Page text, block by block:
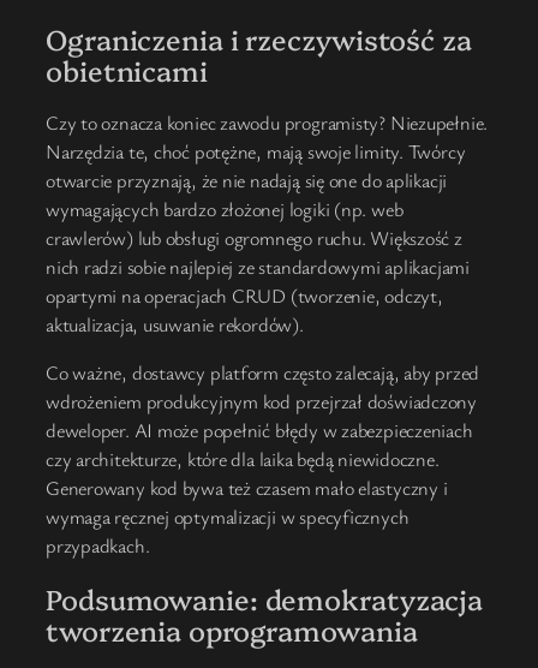
Ograniczenia i rzeczywistość za
obietnicami
Czy to oznacza koniec zawodu programisty? Niezupełnie.
Narzędzia te, choć potężne, mają swoje limity. Twórcy
otwarcie przyznają, że nie nadają się one do aplikacji
wymagających bardzo złożonej logiki (np. web
crawlerów) lub obsługi ogromnego ruchu. Większość z
nich radzi sobie najlepiej ze standardowymi aplikacjami
opartymi na operacjach CRUD (tworzenie, odczyt,
aktualizacja, usuwanie rekordów).
Co ważne, dostawcy platform często zalecają, aby przed
wdrożeniem produkcyjnym kod przejrzał doświadczony
deweloper. AI może popełnić błędy w zabezpieczeniach
czy architekturze, które dla laika będą niewidoczne.
Generowany kod bywa też czasem mało elastyczny i
wymaga ręcznej optymalizacji w specyficznych
przypadkach.
Podsumowanie: demokratyzacja
tworzenia oprogramowania